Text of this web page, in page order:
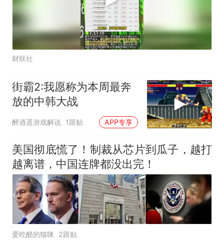
财联社
街霸2:我愿称为本周最奔
放的中韩大战
醉逍遥游戏解说 1跟贴 APP专享
美国彻底慌了！制裁从芯片到瓜子，越打
越离谱，中国连牌都没出完！
爱吃醋的猫咪 2跟贴